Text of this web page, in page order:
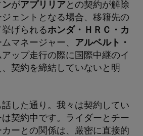
ンがアプリリアとの契約が解除
ェントとなる場合、移籍先の
げられるホンダ・ＨＲＣ・カ
マネージャー、
アルベルト・
ップ走行の際に国際中継のイ
契約を締結していないと明
話した通り。我々は契約してい
契約中です。ライダーとチー
ーとの関係は、厳密に直接的